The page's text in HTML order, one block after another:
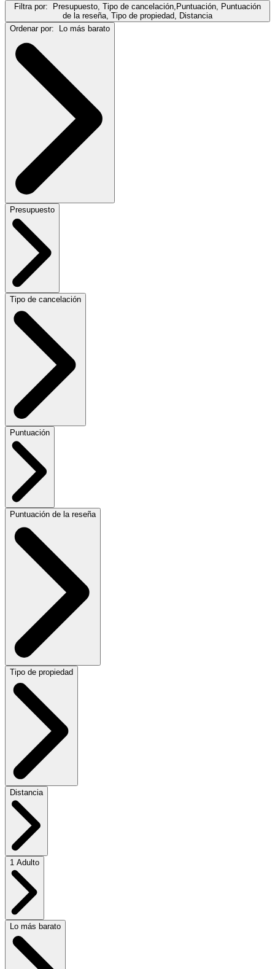
Filtra por: Presupuesto, Tipo de cancelación,Puntuación, Puntuación
de la reseña, Tipo de propiedad, Distancia
Ordenar por: Lo más barato
Presupuesto
Tipo de cancelación
Puntuación
Puntuación de la reseña
Tipo de propiedad
Distancia
1 Adulto
Lo más barato